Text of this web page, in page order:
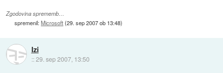
Zgodovina sprememb…
spremenil:Microsoft(29. sep 2007 ob 13:48)
Izi
::29. sep 2007, 13:50